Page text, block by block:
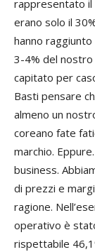
rappresentato il
erano solo il
hanno
3-4% del
capitato per
Basti pensare
almeno un
coreano fate
marchio.
business.
di prezzi e
ragione.
operativo è
rispettabile